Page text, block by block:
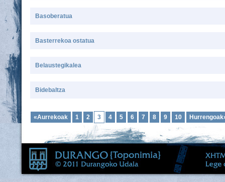
Basoberatua
Basterrekoa ostatua
Belaustegikalea
Bidebaltza
«Aurrekoak 1 2 3 4 5 6 7 8 9 10